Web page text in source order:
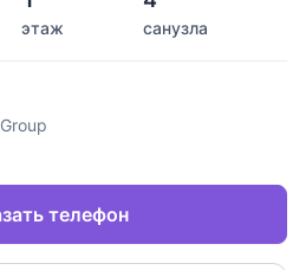
этаж санузла
телефон